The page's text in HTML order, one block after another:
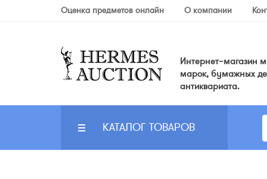
Оценка предметов онлайн О компании
Интернет–магазин
марок, бумажных
антиквариата.
КАТАЛОГ ТОВАРОВ